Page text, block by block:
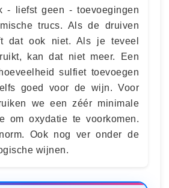
- liefst geen - toevoegingen
trucs. Als de druiven
dat ook niet. Als je teveel
kan dat niet meer. Een
sulfiet toevoegen
goed voor de wijn. Voor
we een zéér minimale
om oxydatie te voorkomen.
Ook nog ver onder de
wijnen.